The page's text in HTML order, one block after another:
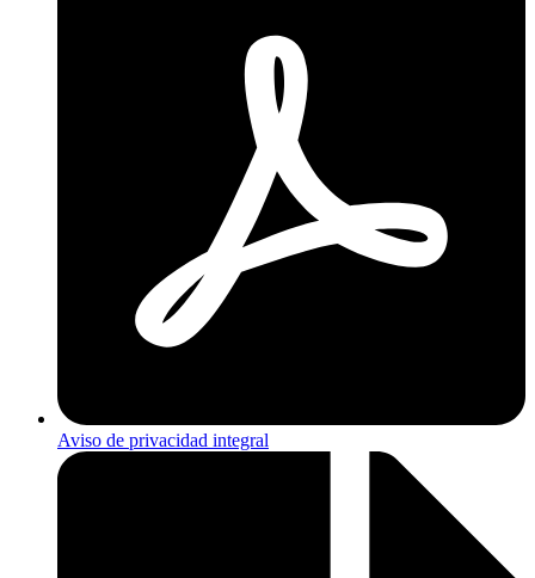
Aviso de privacidad integral